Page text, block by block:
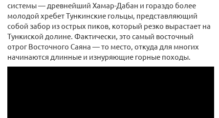
системы — древнейший Хамар-Дабан и гораздо более
молодой хребет Тункинские гольцы, представляющий
собой забор из острых пиков, который резко вырастает на
Тункиской долине. Фактически, это самый восточный
отрог Восточного Саяна — то место, откуда для многих
начинаются длинные и изнуряющие горные походы.